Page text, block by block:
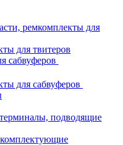
ремкомплекты для
для твитеров
сабвуферов
для сабвуферов
подводящие